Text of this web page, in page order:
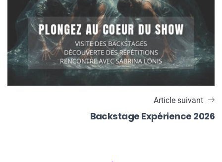
Article suivant
Backstage Expérience 2026